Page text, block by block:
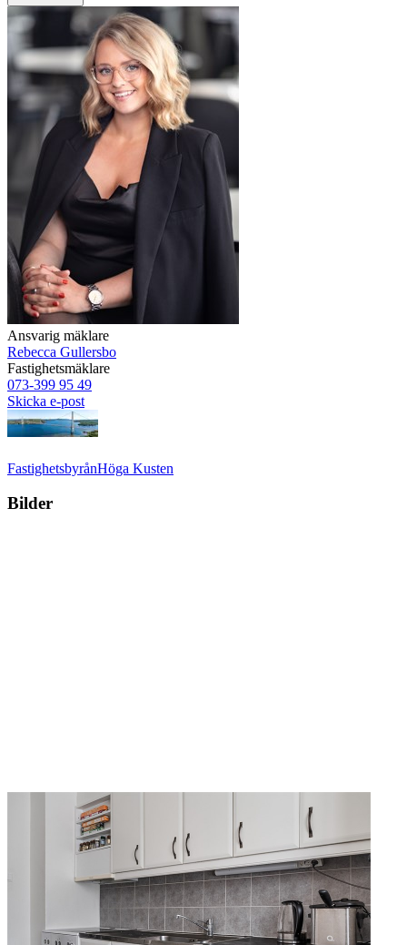
Ansvarig mäklare
Rebecca Gullersbo
Fastighetsmäklare
073-399 95 49
Skicka e-post
FastighetsbyrånHöga Kusten
Bilder